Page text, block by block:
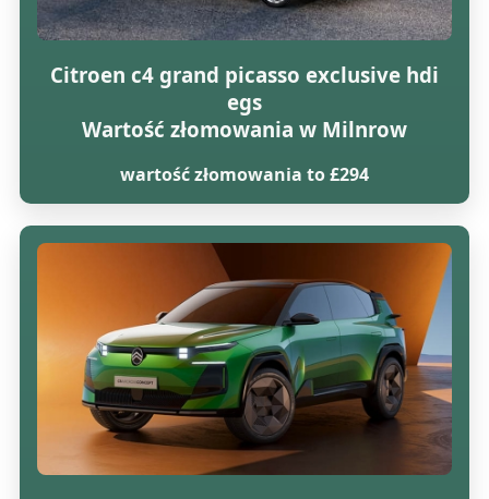
Citroen c4 grand picasso exclusive hdi
egs
Wartość złomowania w Milnrow
wartość złomowania to £294